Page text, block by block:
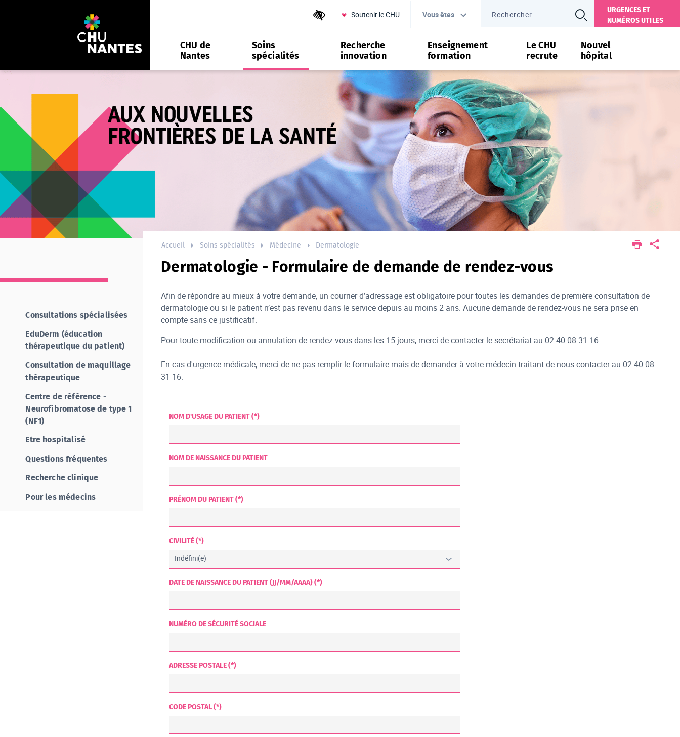
Outils d'accessibilité
Soutenir le CHU Vous êtes
URGENCES ET
NUMÉROS UTILES
CHU de
Nantes
Soins
spécialités
Recherche
innovation
Enseignement
formation
Le CHU
recrute
Nouvel
hôpital
Accueil Soins spécialités Médecine Dermatologie
Dermatologie - Formulaire de demande de rendez-vous
Afin de répondre au mieux à votre demande, un courrier d’adressage est obligatoire pour toutes les demandes de première consultation de
dermatologie ou si le patient n’est pas revenu dans le service depuis au moins 2 ans. Aucune demande de rendez-vous ne sera prise en
compte sans ce justificatif.
Pour toute modification ou annulation de rendez-vous dans les 15 jours, merci de contacter le secrétariat au 02 40 08 31 16.
En cas d'urgence médicale, merci de ne pas remplir le formulaire mais de demander à votre médecin traitant de nous contacter au 02 40 08
31 16.
NOM D'USAGE DU PATIENT (*)
NOM DE NAISSANCE DU PATIENT
PRÉNOM DU PATIENT (*)
CIVILITÉ (*)
DATE DE NAISSANCE DU PATIENT (JJ/MM/AAAA) (*)
NUMÉRO DE SÉCURITÉ SOCIALE
ADRESSE POSTALE (*)
CODE POSTAL (*)
Consultations spécialisées
EduDerm (éducation
thérapeutique du patient)
Consultation de maquillage
thérapeutique
Centre de référence -
Neurofibromatose de type 1
(NF1)
Etre hospitalisé
Questions fréquentes
Recherche clinique
Pour les médecins